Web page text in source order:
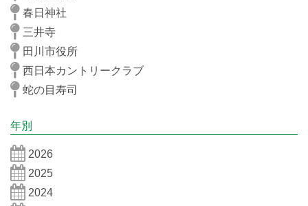
春日神社
三井寺
田川市役所
西日本カントリークラブ
蛇の目寿司
年別
2026
2025
2024